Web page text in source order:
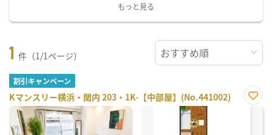
もっと見る
1 件（1/1ページ）
割引キャンペーン
Kマンスリー横浜・関内 203・1K-【中部屋】(No.441002)
お気